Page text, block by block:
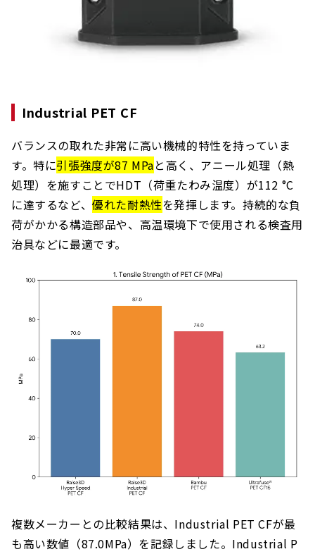
Industrial PET CF
バランスの取れた非常に高い機械的特性を持っていま
す。特に引張強度が87 MPaと高く、アニール処理（熱
処理）を施すことでHDT（荷重たわみ温度）が112 °C
に達するなど、優れた耐熱性を発揮します。持続的な負
荷がかかる構造部品や、高温環境下で使用される検査用
治具などに最適です。
複数メーカーとの比較結果は、Industrial PET CFが最
も高い数値（87.0MPa）を記録しました。Industrial P